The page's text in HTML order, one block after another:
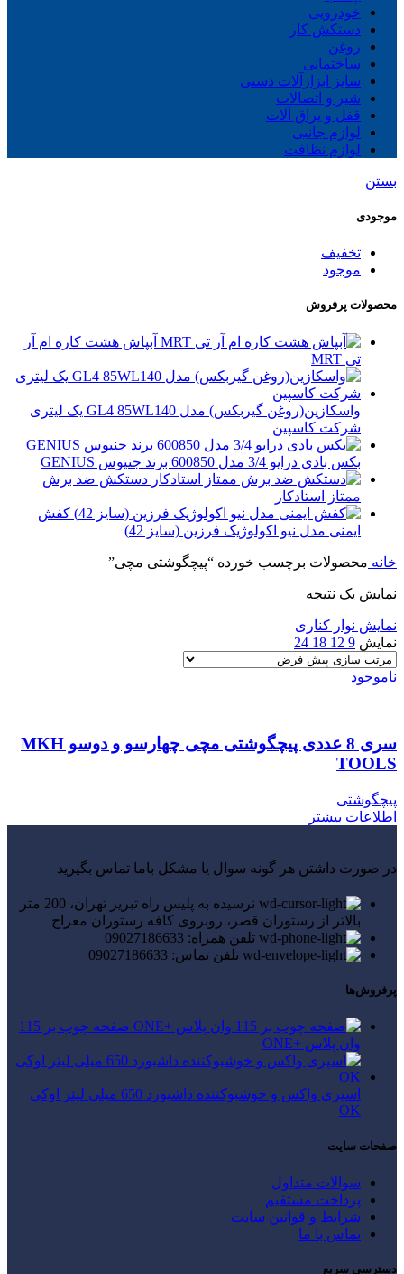
خودرویی
دستکش کار
روغن
ساختمانی
سایز ابزارآلات دستی
شیر و اتصالات
قفل و یراق آلات
لوازم جانبی
لوازم نظافت
بستن
موجودی
تخفیف
موجود
محصولات پرفروش
آبپاش هشت کاره ام آر
تی MRT
واسکازین(روغن گیربکس) مدل GL4 85WL140 یک لیتری
شرکت کاسپین
بکس بادی درایو 3/4 مدل 600850 برند جنیوس GENIUS
دستکش ضد برش
ممتاز استادکار
کفش
ایمنی مدل نیو اکولوژیک فرزین (سایز 42)
خانه محصولات برچسب خورده “پیچگوشتی مچی”
نمایش یک نتیجه
نمایش نوار کناری
نمایش 9
12
18
24
ناموجود
سری 8 عددی پیچگوشتی مچی چهارسو و دوسو MKH
TOOLS
پیچگوشتی
اطلاعات بیشتر
در صورت داشتن هر گونه سوال یا مشکل باما تماس بگیرید
نرسیده به پلیس راه تبریز تهران، 200 متر
بالاتر از رستوران قصر، روبروی کافه رستوران معراج
تلفن همراه: 09027186633
تلفن تماس: 09027186633
پرفروش‌ها
صفحه چوب بر 115
وان پلاس +ONE
اسپری واکس و خوشبوکننده داشبورد 650 میلی لیتر اوکی
OK
صفحات سایت
سوالات متداول
پرداخت مستقیم
شرایط و قوانین سایت
تماس با ما
دسترسی سریع